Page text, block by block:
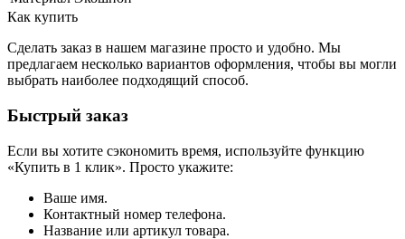
Как купить
Сделать заказ в нашем магазине просто и удобно. Мы
предлагаем несколько вариантов оформления, чтобы вы могли
выбрать наиболее подходящий способ.
Быстрый заказ
Если вы хотите сэкономить время, используйте функцию
«Купить в 1 клик». Просто укажите:
Ваше имя.
Контактный номер телефона.
Название или артикул товара.